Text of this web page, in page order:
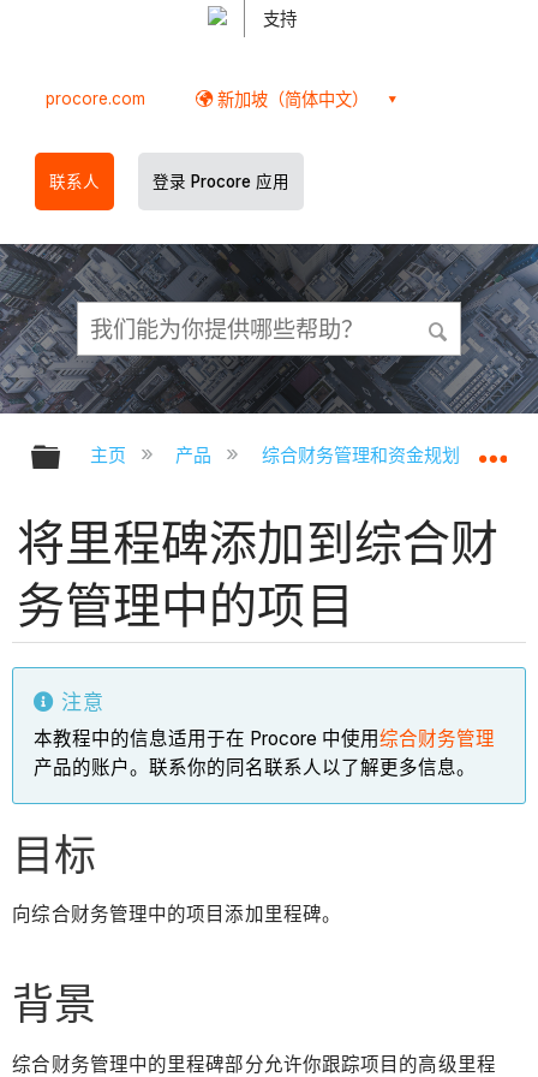
支持
procore.com 新加坡（简体中文）
联系人 登录 Procore 应用
扩展/隐缩全局层次
主页 产品 综合财务管理和资金规划
将里程碑添加到综合财
务管理中的项目
注意
本教程中的信息适用于在 Procore 中使用综合财务管理
产品的账户。联系你的同名联系人以了解更多信息。
目标
向综合财务管理中的项目添加里程碑。
背景
综合财务管理中的里程碑部分允许你跟踪项目的高级里程